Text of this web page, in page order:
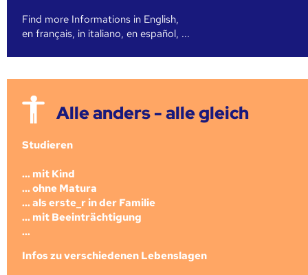
Find more Informations in English,
en français, in italiano, en español, ...
Alle anders - alle gleich
Studieren
... mit Kind
... ohne Matura
... als erste_r in der Familie
... mit Beeinträchtigung
...
Infos zu verschiedenen Lebenslagen